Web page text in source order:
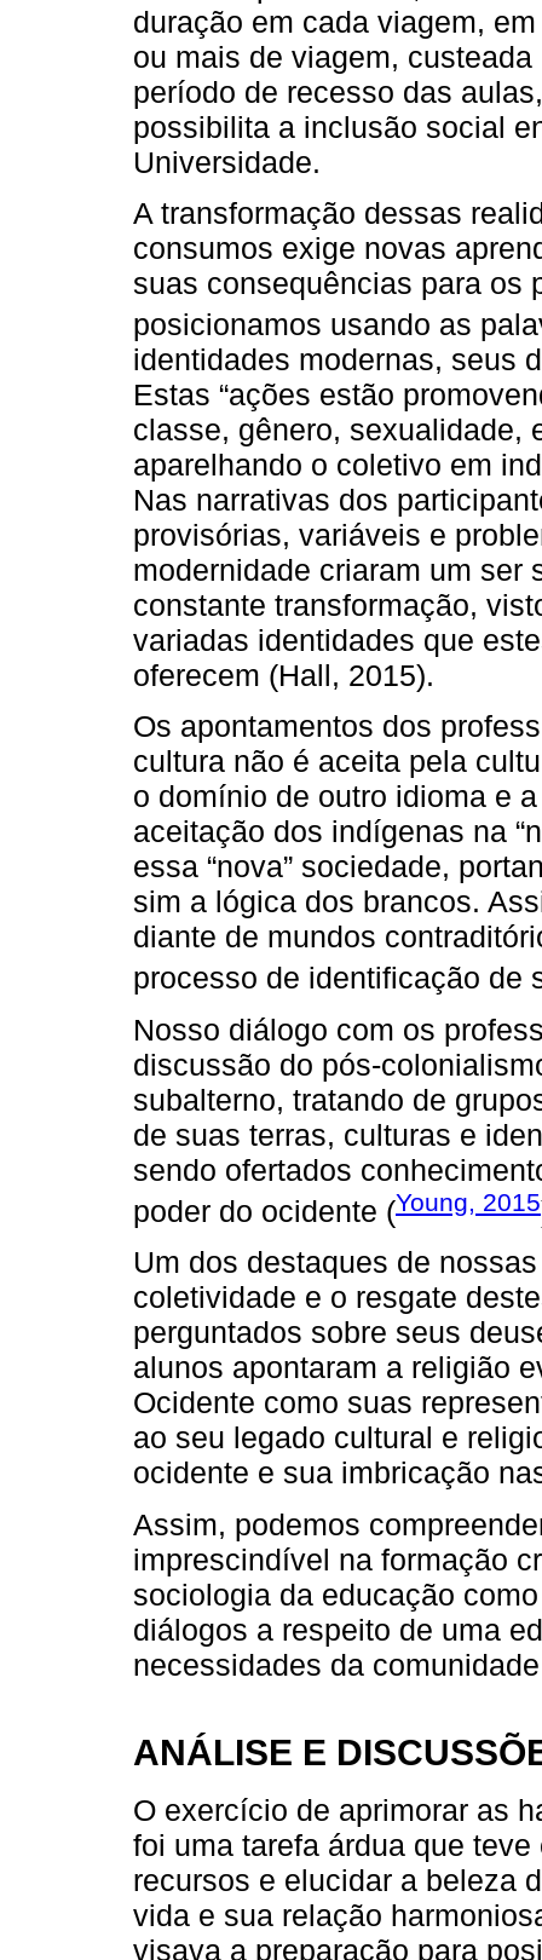
duração em cada viagem,
ou mais de viagem,
período de recesso das
possibilita a inclusão social
Universidade.
A transformação dessas
consumos exige novas
suas consequências para os
posicionamos usando as
identidades modernas, seus
Estas “ações estão
classe, gênero, sexualidade,
aparelhando o coletivo em
Nas narrativas dos
provisórias, variáveis e
modernidade criaram um ser
constante transformação,
variadas identidades que
oferecem (Hall, 2015).
Os apontamentos dos
cultura não é aceita pela
o domínio de outro idioma e
aceitação dos indígenas na
essa “nova” sociedade,
sim a lógica dos brancos.
diante de mundos
processo de identificação de
Nosso diálogo com os
discussão do pós-
subalterno, tratando de
de suas terras, culturas e
sendo ofertados
poder do ocidente (Young, 2015
Um dos destaques de
coletividade e o resgate
perguntados sobre seus
alunos apontaram a religião
Ocidente como suas
ao seu legado cultural e
ocidente e sua imbricação
Assim, podemos
imprescindível na formação
sociologia da educação
diálogos a respeito de uma
necessidades da
ANÁLISE E
O exercício de aprimorar as
foi uma tarefa árdua que
recursos e elucidar a beleza
vida e sua relação
visava a preparação para